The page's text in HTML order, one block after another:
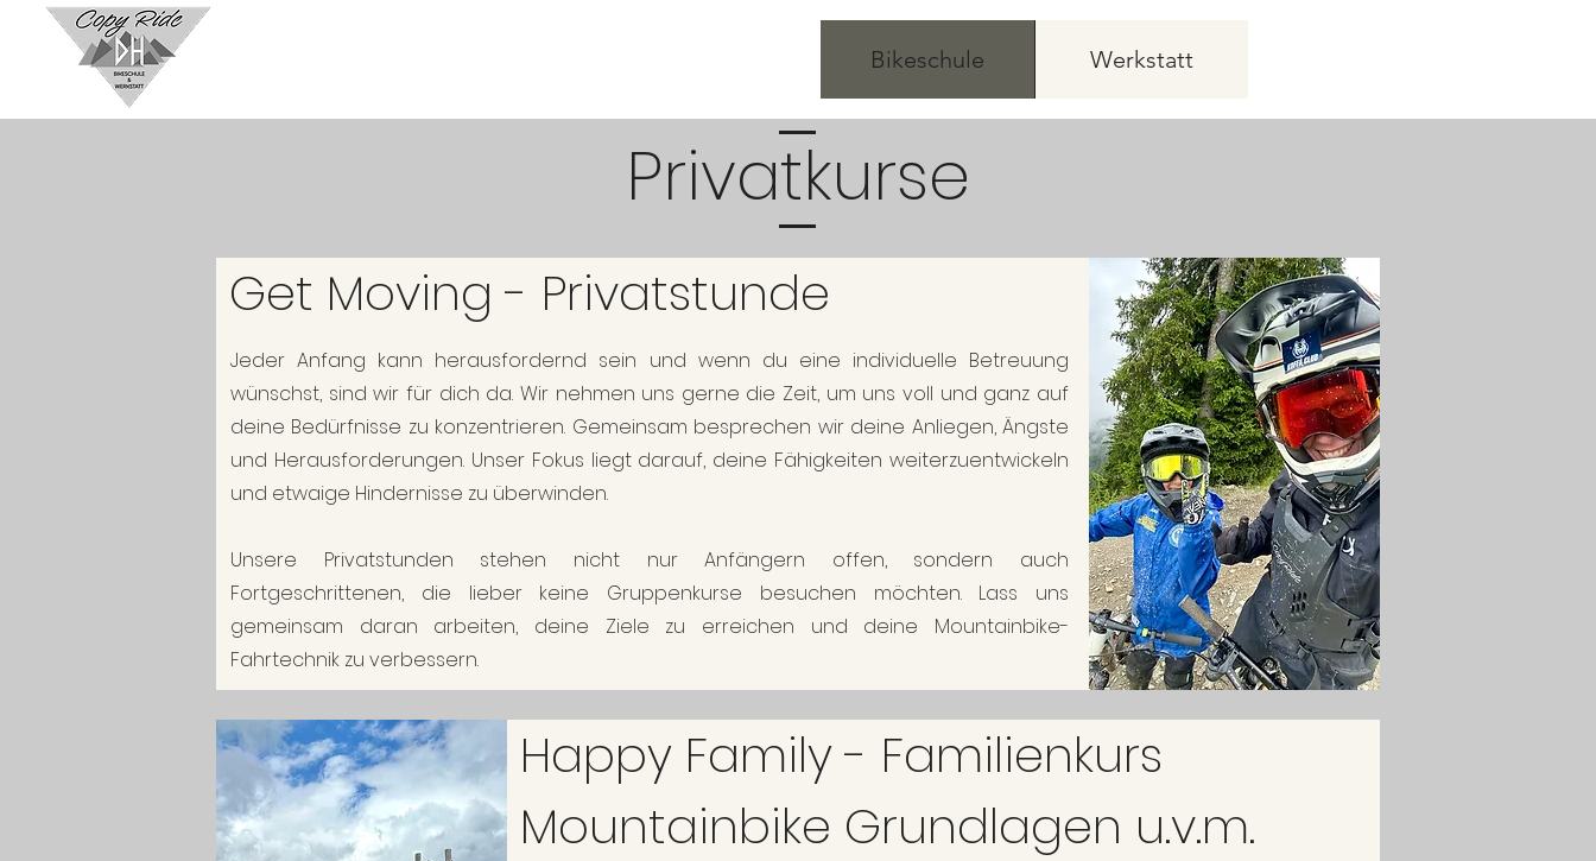
Bikeschule Werkstatt
Privatkurse
Get Moving - Privatstunde
Jeder Anfang kann herausfordernd sein und wenn du eine individuelle Betreuung
wünschst, sind wir für dich da. Wir nehmen uns gerne die Zeit, um uns voll und ganz auf
deine Bedürfnisse zu konzentrieren. Gemeinsam besprechen wir deine Anliegen, Ängste
und Herausforderungen. Unser Fokus liegt darauf, deine Fähigkeiten weiterzuentwickeln
und etwaige Hindernisse zu überwinden.
Unsere Privatstunden stehen nicht nur Anfängern offen, sondern auch
Fortgeschrittenen, die lieber keine Gruppenkurse besuchen möchten. Lass uns
gemeinsam daran arbeiten, deine Ziele zu erreichen und deine Mountainbike-
Fahrtechnik zu verbessern.
Happy Family - Familienkurs
Mountainbike Grundlagen u.v.m.